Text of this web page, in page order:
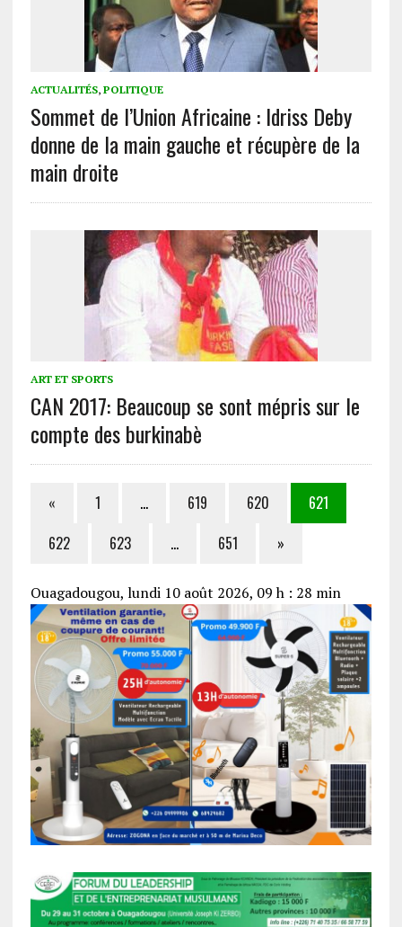
ACTUALITÉS, POLITIQUE
Sommet de l’Union Africaine : Idriss Deby
donne de la main gauche et récupère de la
main droite
ART ET SPORTS
CAN 2017: Beaucoup se sont mépris sur le
compte des burkinabè
« 1 … 619 620
621
622
623 … 651 »
Ouagadougou, lundi 10 août 2026, 09 h : 28 min